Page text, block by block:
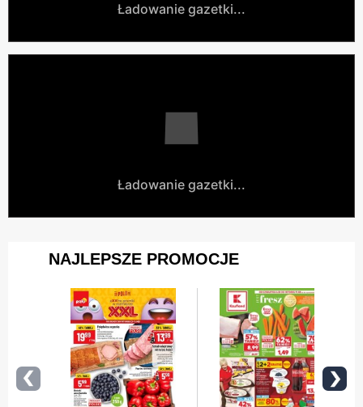
Ładowanie gazetki...
Ładowanie gazetki...